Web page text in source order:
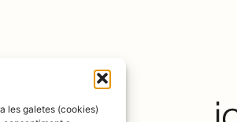
les galetes (cookies)
la col·laboració de: